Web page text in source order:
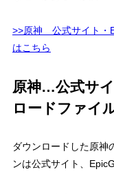
>>原神 公式サイト・
はこちら
原神…公式サ
ロードファイ
ダウンロードした原神
ンは公式サイト、